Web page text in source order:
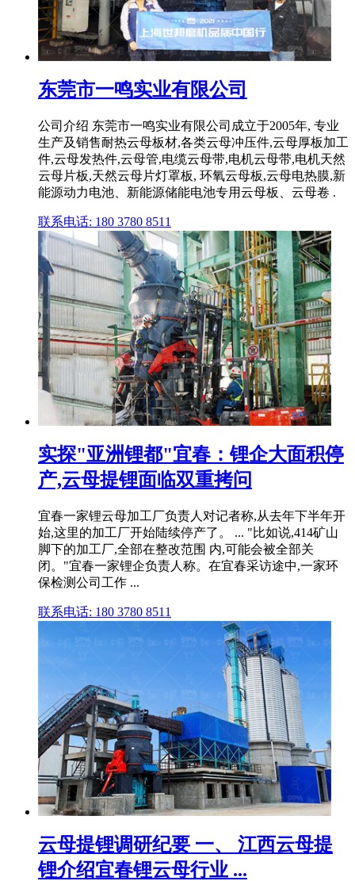
东莞市一鸣实业有限公司
公司介绍 东莞市一鸣实业有限公司成立于2005年, 专业
生产及销售耐热云母板材,各类云母冲压件,云母厚板加工
件,云母发热件,云母管,电缆云母带,电机云母带,电机天然
云母片板,天然云母片灯罩板, 环氧云母板,云母电热膜,新
能源动力电池、新能源储能电池专用云母板、云母卷 .
联系电话: 180 3780 8511
实探"亚洲锂都"宜春：锂企大面积停
产,云母提锂面临双重拷问
宜春一家锂云母加工厂负责人对记者称,从去年下半年开
始,这里的加工厂开始陆续停产了。 ... "比如说,414矿山
脚下的加工厂,全部在整改范围 内,可能会被全部关
闭。"宜春一家锂企负责人称。在宜春采访途中,一家环
保检测公司工作 ...
联系电话: 180 3780 8511
云母提锂调研纪要 一、 江西云母提
锂介绍宜春锂云母行业 ...